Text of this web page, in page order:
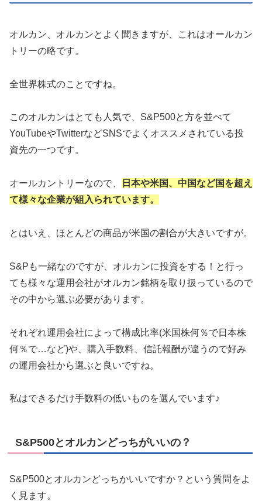
オルカン、オルカンとよく聞きますが、これはオールカン
トリーの略です。
全世界株式のことですね。
このオルカンはとても人気で、S&P500と方を並べて
YouTubeやTwitterなどSNSでよくオススメされている投
資先の一つです。
オールカントリーなので、
日本や米国、中国など国を超え
て様々な企業が組入られています。
とはいえ、ほとんどの商品が米国の割合が大きいですが。
S&Pも一緒なのですが、オルカンに投資をする！と行っ
ても様々な運用会社がオルカン銘柄を取り扱っているので
その中から選ぶ必要があります。
それぞれ運用会社によって構成比率(米国株何％で日本株
何％で…など)や、購入手数料、信託報酬が違うので好み
の運用会社から選ぶと良いですね。
私はできるだけ手数料の低いものを選んでいます♪
S&P500とオルカンどっちがいいの？
S&P500とオルカンどっちかいいですか？という質問をよ
く見ます。